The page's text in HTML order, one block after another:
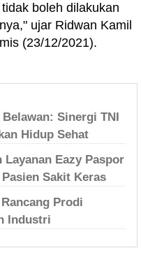
boleh dilakukan
ujar Ridwan Kamil
(23/12/2021).
Sinergi TNI
Hidup Sehat
Eazy Paspor
Sakit Keras
Prodi
Industri